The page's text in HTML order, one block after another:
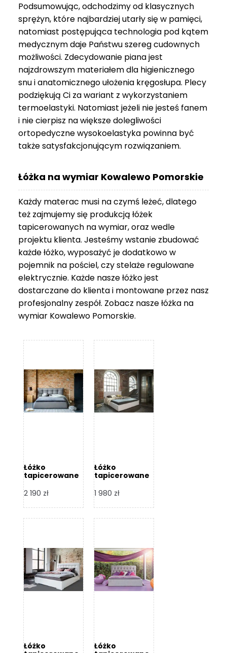
Podsumowując, odchodzimy od klasycznych
sprężyn, które najbardziej utarły się w pamięci,
natomiast postępująca technologia pod kątem
medycznym daje Państwu szereg cudownych
możliwości. Zdecydowanie piana jest
najzdrowszym materiałem dla higienicznego
snu i anatomicznego ułożenia kręgosłupa. Plecy
podziękują Ci za wariant z wykorzystaniem
termoelastyki. Natomiast jeżeli nie jesteś fanem
i nie cierpisz na większe dolegliwości
ortopedyczne wysokoelastyka powinna być
także satysfakcjonującym rozwiązaniem.
Łóżka na wymiar Kowalewo Pomorskie
Każdy materac musi na czymś leżeć, dlatego
też zajmujemy się produkcją łóżek
tapicerowanych na wymiar, oraz wedle
projektu klienta. Jesteśmy wstanie zbudować
każde łóżko, wyposażyć je dodatkowo w
pojemnik na pościel, czy stelaże regulowane
elektrycznie. Każde nasze łóżko jest
dostarczane do klienta i montowane przez nasz
profesjonalny zespół. Zobacz naszełóżka na
wymiar Kowalewo Pomorskie.
Łóżko
tapicerowane
Design
2 190 zł
Łóżko
tapicerowane
Design
1 980 zł
Łóżko
Łóżko